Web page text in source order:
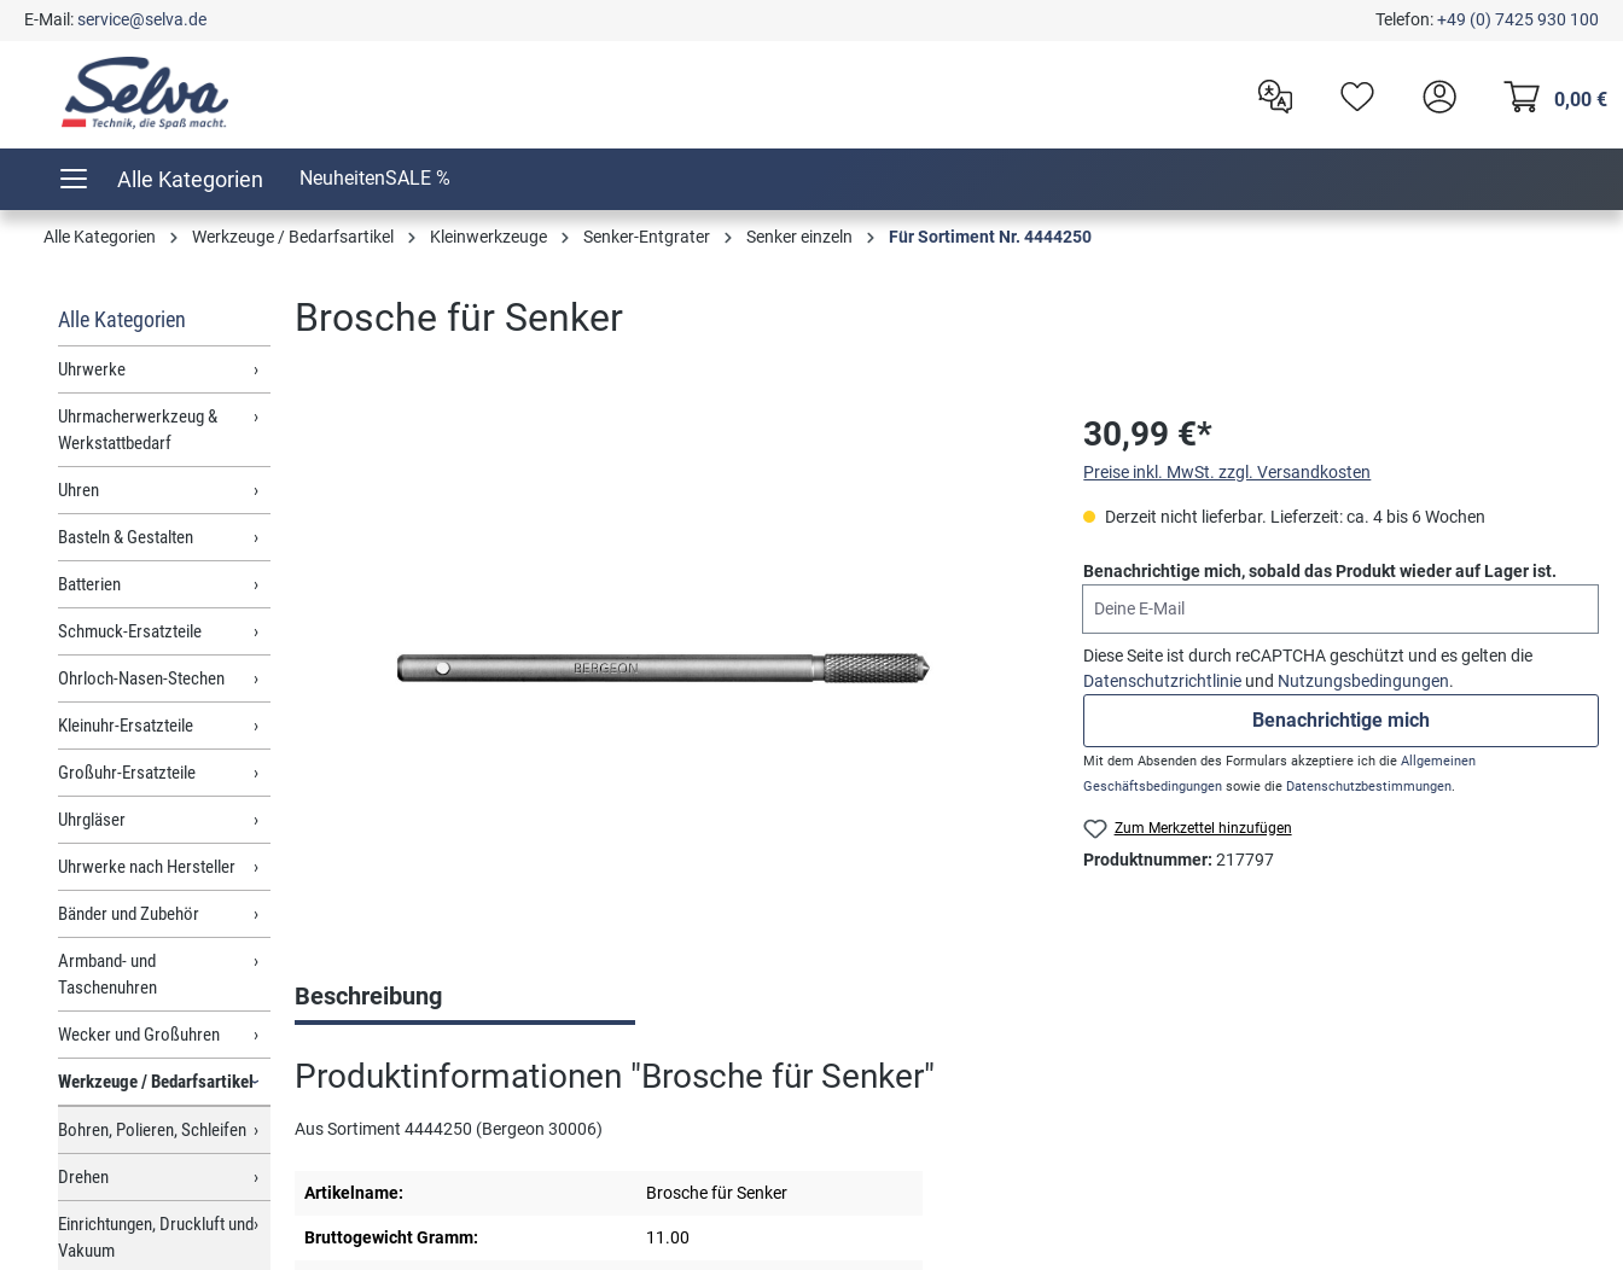
Zur Hauptnavigation springen
E-Mail:service@selva.de Telefon:+49 (0) 7425 930 100
0,00 €
Alle Kategorien NeuheitenSALE %
Alle Kategorien Werkzeuge / Bedarfsartikel Kleinwerkzeuge Senker-Entgrater Senker einzeln Für Sortiment Nr. 4444250
Alle Kategorien
Uhrwerke
Uhrmacherwerkzeug &
Werkstattbedarf
Uhren
Basteln & Gestalten
Batterien
Schmuck-Ersatzteile
Ohrloch-Nasen-Stechen
Kleinuhr-Ersatzteile
Großuhr-Ersatzteile
Uhrgläser
Uhrwerke nach Hersteller
Bänder und Zubehör
Armband- und
Taschenuhren
Wecker und Großuhren
Werkzeuge / Bedarfsartikel
Bohren, Polieren, Schleifen
Drehen
Einrichtungen, Druckluft und
Vakuum
Brosche für Senker
30,99 €*
Preise inkl. MwSt. zzgl. Versandkosten
Derzeit nicht lieferbar. Lieferzeit: ca. 4 bis 6 Wochen
Benachrichtige mich, sobald das Produkt wieder auf Lager ist.
Diese Seite ist durch reCAPTCHA geschützt und es gelten die
Datenschutzrichtlinie und Nutzungsbedingungen.
Benachrichtige mich
Mit dem Absenden des Formulars akzeptiere ich dieAllgemeinen
Geschäftsbedingungen sowie die Datenschutzbestimmungen
Zum Merkzettel hinzufügen
Produktnummer:217797
Beschreibung
Produktinformationen "Brosche für Senker"
Aus Sortiment 4444250 (Bergeon 30006)
Artikelname: Brosche für Senker
Bruttogewicht Gramm: 11.00